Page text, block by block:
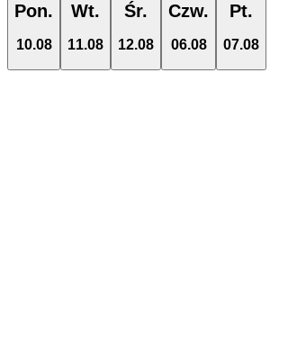
Pon.
10.08
Wt.
11.08
Śr.
12.08
Czw.
06.08
Pt.
07.08